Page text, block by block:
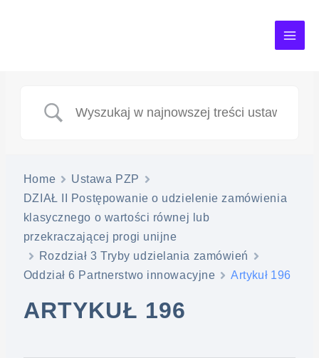
Home
Ustawa PZP
DZIAŁ II Postępowanie o udzielenie zamówienia
klasycznego o wartości równej lub
przekraczającej progi unijne
Rozdział 3 Tryby udzielania zamówień
Oddział 6 Partnerstwo innowacyjne
Artykuł 196
ARTYKUŁ 196